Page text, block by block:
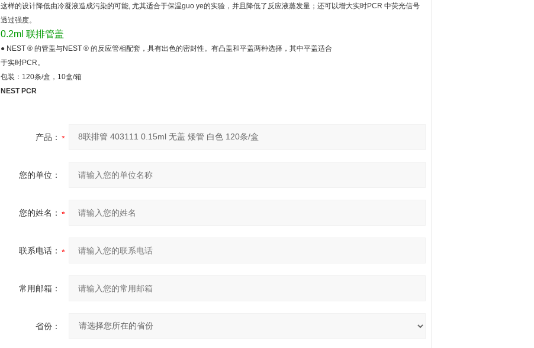
这样的设计降低由冷凝液造成污染的可能, 尤其适合于保温guo ye的实验，并且降低了反应液蒸发量；还可以增大实时PCR 中荧光信号
透过强度。
0.2ml 联排管盖
● NEST ® 的管盖与NEST ® 的反应管相配套，具有出色的密封性。有凸盖和平盖两种选择，其中平盖适合
于实时PCR。
包装：120条/盒，10盒/箱
NEST PCR
产品：
您的单位：
您的姓名：
联系电话：
常用邮箱：
省份：